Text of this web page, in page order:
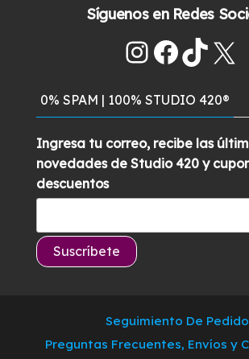
original
$285.900.
Síguenos en Redes
X
0% SPAM | 100% STUDIO 420®
Ingresa tu correo, recibe las
novedades de Studio 420 y
descuentos
Seguimiento De
Preguntas Frecuentes, Envíos y